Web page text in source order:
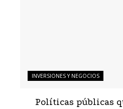
INVERSIONES Y NEGOCIOS
Políticas públicas